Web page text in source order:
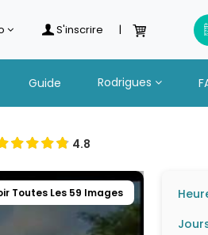
S'inscrire |
Guide Rodrigues
4.8
Toutes Les 59 Images